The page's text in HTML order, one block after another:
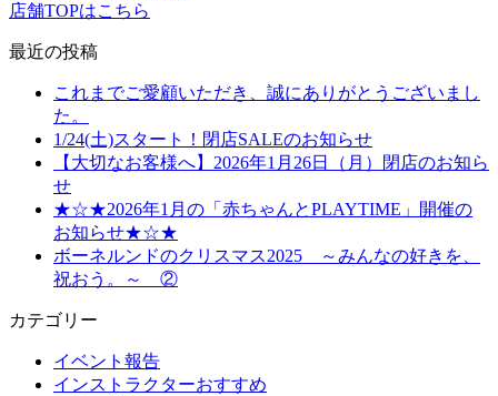
店舗TOPはこちら
最近の投稿
これまでご愛顧いただき、誠にありがとうございまし
た。
1/24(土)スタート！閉店SALEのお知らせ
【大切なお客様へ】2026年1月26日（月）閉店のお知ら
せ
★☆★2026年1月の「赤ちゃんとPLAYTIME」開催の
お知らせ★☆★
ボーネルンドのクリスマス2025 ～みんなの好きを、
祝おう。～ ②
カテゴリー
イベント報告
インストラクターおすすめ